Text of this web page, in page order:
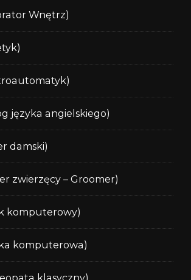
Wnętrz)
języka angielskiego)
damski)
zwierzęcy – Groomer)
komputerowy)
komputerowa)